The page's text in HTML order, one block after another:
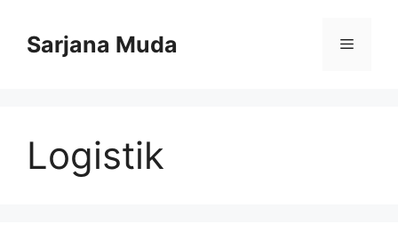
Sarjana Muda Menu
Logistik